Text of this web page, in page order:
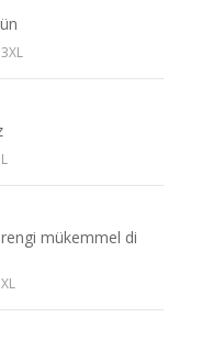
mükemmel di